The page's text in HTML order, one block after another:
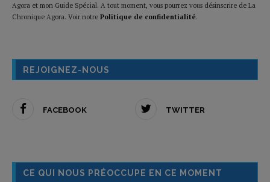
Agora et mon Guide Spécial. A tout moment, vous pourrez vous désinscrire de La
Chronique Agora. Voir notre Politique de confidentialité.
REJOIGNEZ-NOUS
FACEBOOK TWITTER
CE QUI NOUS PRÉOCCUPE EN CE MOMENT